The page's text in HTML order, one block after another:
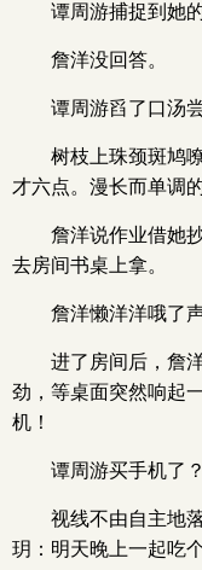
谭周游捕捉到她
詹洋没回答。
谭周游舀了口汤
树枝上珠颈斑鸠
才六点。漫长而单调
詹洋说作业借她
去房间书桌上拿。
詹洋懒洋洋哦了声
进了房间后，詹
劲，等桌面突然响起
机！
谭周游买手机了？
视线不由自主地
玥：明天晚上一起吃